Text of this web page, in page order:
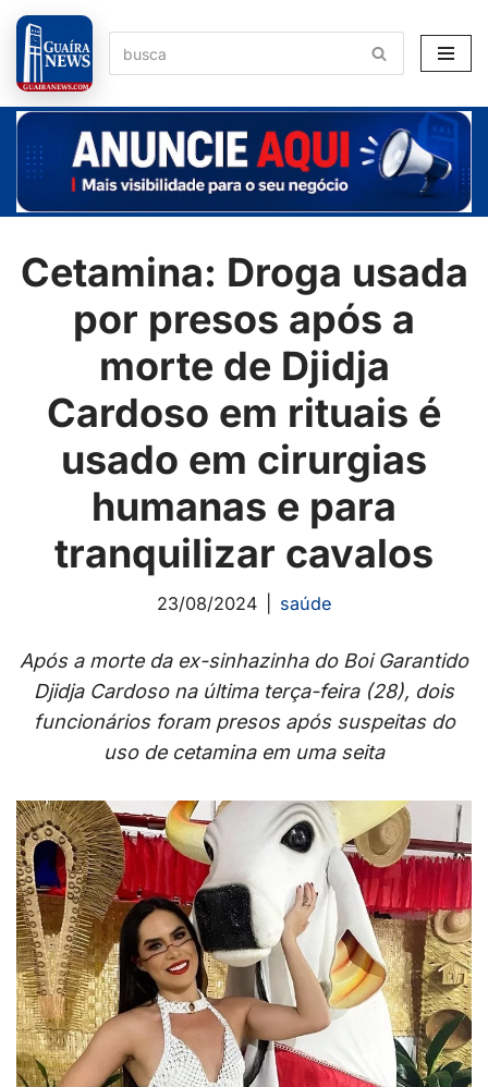
Pular
para
o
conteúdo
Cetamina: Droga usada
por presos após a
morte de Djidja
Cardoso em rituais é
usado em cirurgias
humanas e para
tranquilizar cavalos
23/08/2024 saúde
Após a morte da ex-sinhazinha do Boi Garantido
Djidja Cardoso na última terça-feira (28), dois
funcionários foram presos após suspeitas do
uso de cetamina em uma seita